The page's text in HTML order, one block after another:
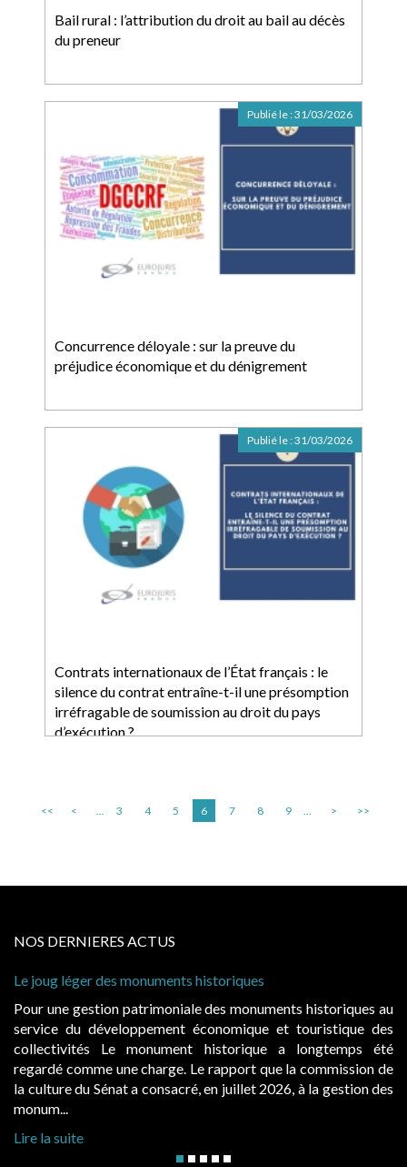
Bail rural : l’attribution du droit au bail au décès
du preneur
Concurrence déloyale : sur la preuve du
préjudice économique et du dénigrement
Publié le :31/03/2026
Contrats internationaux de l’État français : le
silence du contrat entraîne-t-il une présomption
irréfragable de soumission au droit du pays
d’exécution ?
Publié le :31/03/2026
<< < ... 3 4 5 6 7 8 9 ... > >>
NOS DERNIERES ACTUS
des monuments historiques
patrimoniale des monuments historiques au
développement économique et touristique des
Le monument historique a longtemps été
une charge. Le rapport que la commission de
Sénat a consacré, en juillet 2026, à la gestion des
Evocatrices
également
public, elles